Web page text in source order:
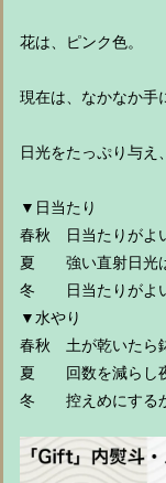
花は、ピンク色。
現在は、なかなか手
日光をたっぷり与え
▼日当たり
春秋 日当たりがよ
夏 強い直射日光
冬 日当たりがよ
▼水やり
春秋 土が乾いたら
夏 回数を減らし
冬 控えめにする